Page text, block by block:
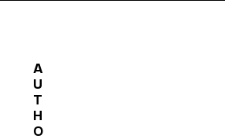
A
U
T
H
O